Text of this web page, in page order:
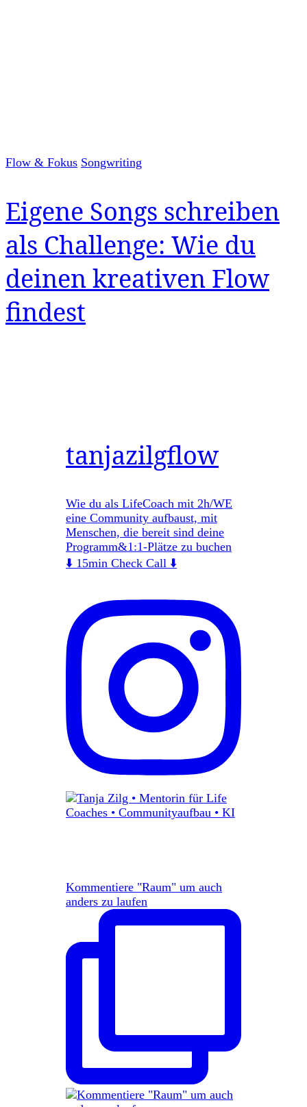
Flow & Fokus Songwriting
Eigene Songs schreiben
als Challenge: Wie du
deinen kreativen Flow
findest
tanjazilgflow
Wie du als LifeCoach mit 2h/WE
eine Community aufbaust, mit
Menschen, die bereit sind deine
Programm&1:1-Plätze zu buchen
⬇️ 15min Check Call ⬇️
Kommentiere "Raum" um auch
anders zu laufen